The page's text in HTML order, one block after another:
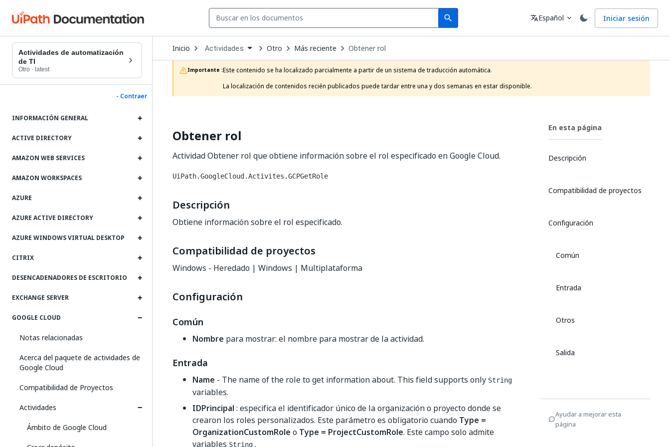
search
Search Idioma
translateEspañol expand_more Iniciar sesión
Actividades de automatización
de TI
Otro · latest
- Contraer
INFORMACIÓN GENERAL
ACTIVE DIRECTORY
AMAZON WEB SERVICES
AMAZON WORKSPACES
AZURE
AZURE ACTIVE DIRECTORY
AZURE WINDOWS VIRTUAL DESKTOP
CITRIX
DESENCADENADORES DE ESCRITORIO
EXCHANGE SERVER
GOOGLE CLOUD
Notas relacionadas
Acerca del paquete de actividades de
Google Cloud
Compatibilidad de Proyectos
Actividades
Ámbito de Google Cloud
Inicio Open
Dropdown
to
choose
product
Actividades Otro Más reciente Obtener rol
Importante :Este contenido se ha localizado parcialmente a partir de un sistema de traducción automática.
La localización de contenidos recién publicados puede tardar entre una y dos semanas en estar disponible.
Obtener rol
Actividad Obtener rol que obtiene información sobre el rol especificado en Google Cloud.
UiPath.GoogleCloud.Activites.GCPGetRole
Descripción
Obtiene información sobre el rol especificado.
Compatibilidad de proyectos
Windows - Heredado | Windows | Multiplataforma
Configuración
Común
Nombre para mostrar: el nombre para mostrar de la actividad.
Entrada
Name - The name of the role to get information about. This field supports only String
variables.
IDPrincipal : especifica el identificador único de la organización o proyecto donde se
crearon los roles personalizados. Este parámetro es obligatorio cuando Type =
OrganizationCustomRole o Type = ProjectCustomRole. Este campo solo admite
variables String .
En esta página
Descripción
Compatibilidad de proyectos
Configuración
Común
Entrada
Otros
Salida
Ayudar a mejorar esta
página